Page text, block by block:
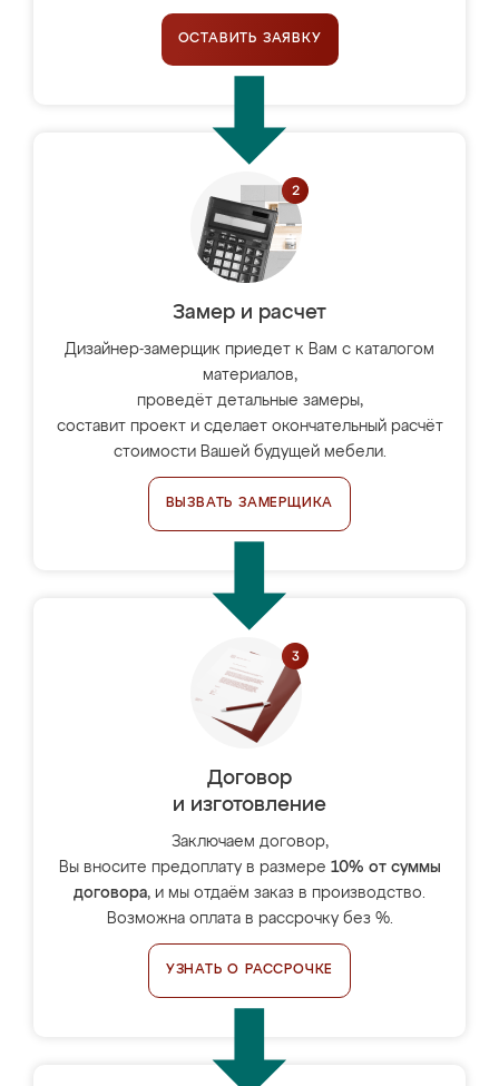
ОСТАВИТЬ ЗАЯВКУ
Замер и расчет
Дизайнер-замерщик приедет к Вам с каталогом
материалов,
проведёт детальные замеры,
составит проект и сделает окончательный расчёт
стоимости Вашей будущей мебели.
ВЫЗВАТЬ ЗАМЕРЩИКА
Договор
и изготовление
Заключаем договор,
Вы вносите предоплату в размере 10% от суммы
договора, и мы отдаём заказ в производство.
Возможна оплата в рассрочку без %.
УЗНАТЬ О РАССРОЧКЕ